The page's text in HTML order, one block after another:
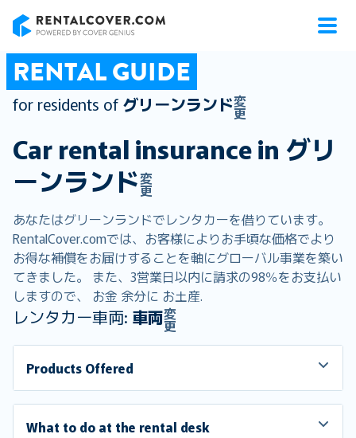
RENTAL GUIDE
for residents of グリーンランド変
更
Car rental insurance in グリ
ーンランド変
更
あなたはグリーンランドでレンタカーを借りています。
RentalCover.comでは、お客様によりお手頃な価格でより
お得な補償をお届けすることを軸にグローバル事業を築い
てきました。 また、3営業日以内に請求の98％をお支払い
しますので、 お金 余分に お土産.
レンタカー車両: 車両変
更
Products Offered
What to do at the rental desk